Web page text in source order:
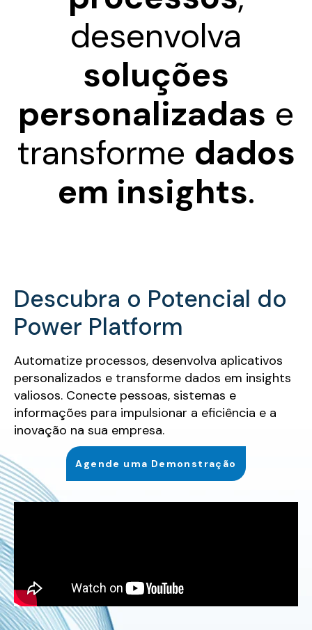
desenvolva
soluções
personalizadas e
transforme dados
em insights.
Descubra o Potencial do
Power Platform
Automatize processos, desenvolva aplicativos
personalizados e transforme dados em insights
valiosos. Conecte pessoas, sistemas e
informações para impulsionar a eficiência e a
inovação na sua empresa.
Agende uma Demonstração